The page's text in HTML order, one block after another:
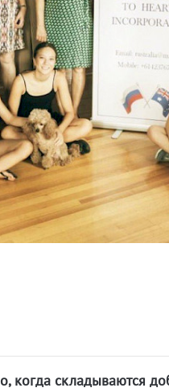
когда складываются